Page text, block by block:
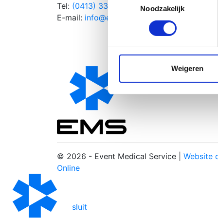
Lees meer over hoe uw
toestemming op elk
websiteverkeer te
media, adverteren en
Noodzakelijk
Weigeren
Tel: (0413) 332 152
E-mail: info@ems.nl
© 2026 - Event Medical Service | Website
Online
sluit